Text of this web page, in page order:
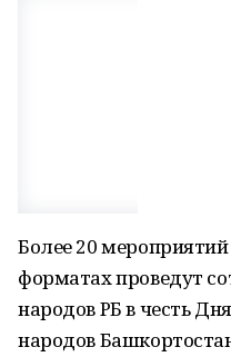
Более 20
форматах проведут
народов РБ в честь
народов